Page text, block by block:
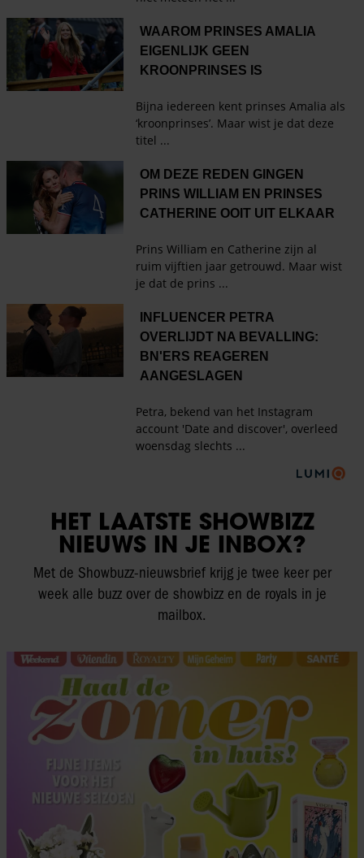
HET LAATSTE SHOWBIZZ
NIEUWS IN JE INBOX?
Met de Showbuzz-nieuwsbrief krijg je twee keer per
week alle buzz over de showbizz en de royals in je
mailbox.